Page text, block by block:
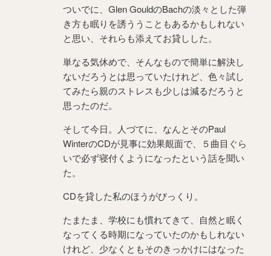
ついでに、Glen GouldのBachの淡々とした弾
き方も眠りを誘ううこともあるかもしれない
と思い、それらも添えてお貸しした。
単なる気休めで、そんなもので簡単に解決し
ないだろうとは思っていたけれど、色々試し
てみたら親のストレスも少しは減るだろうと
思ったのだ。
そして今日。人づてに、なんとそのPaul
WinterのCDが見事に効果覿面で、５曲目ぐら
いで必ず寝付くようになったという話を聞い
た。
CDを貸した私のほうがびっくり。
たまたま、学校にも慣れてきて、自然と眠く
なってくる時期になっていたのかもしれない
けれど、少なくともそのきっかけにはなった